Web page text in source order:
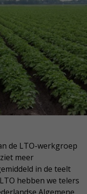
de LTO-werkgroep
meer
in de teelt
hebben we telers